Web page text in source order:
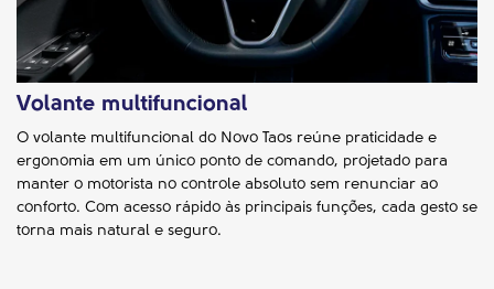
Volante multifuncional
O volante multifuncional do Novo Taos reúne praticidade e
ergonomia em um único ponto de comando, projetado para
manter o motorista no controle absoluto sem renunciar ao
conforto. Com acesso rápido às principais funções, cada gesto se
torna mais natural e seguro.